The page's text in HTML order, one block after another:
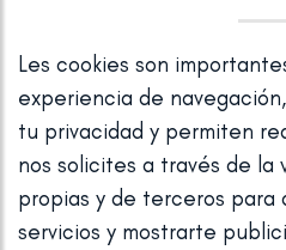
Les cookies son
experiencia de
tu privacidad y permiten
nos solicites a través de la
propias y de terceros para
servicios y mostrarte